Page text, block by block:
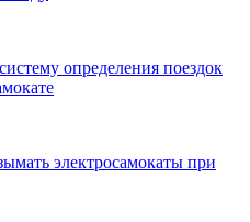
определения поездок
электросамокаты при